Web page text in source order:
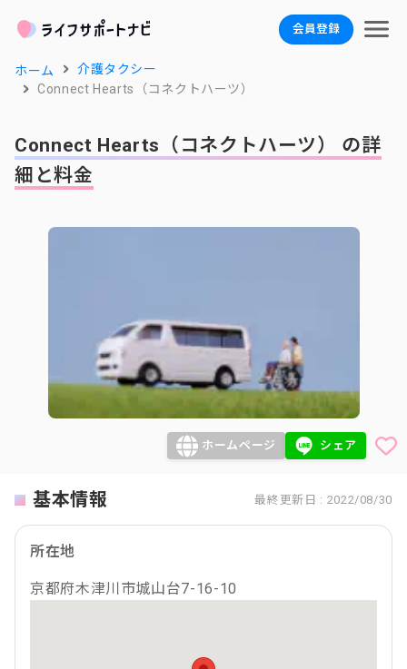
会員登録
ホーム
介護タクシー
Connect Hearts（コネクトハーツ）
Connect Hearts（コネクトハーツ） の詳
細と料金
ホームページ シェア
基本情報 最終更新日 : 2022/08/30
所在地
京都府木津川市城山台7-16-10